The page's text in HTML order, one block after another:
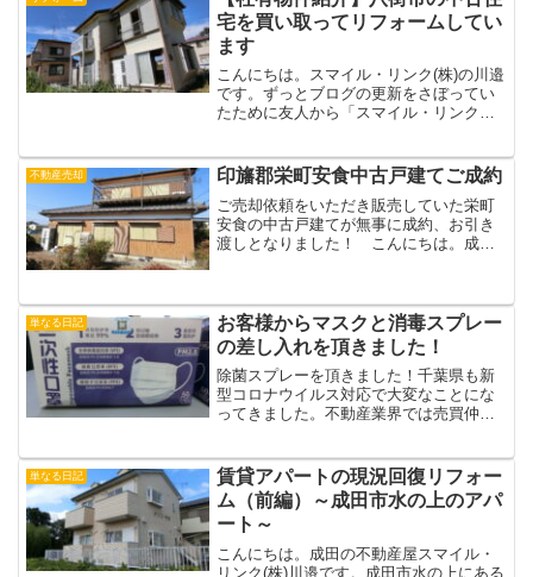
態になってくると所有者単...
宅を買い取ってリフォームしてい
ます
こんにちは。スマイル・リンク(株)の川邉
です。ずっとブログの更新をさぼってい
たために友人から「スマイル・リンクは
よ。さて、今回は弊社で買い取りをさせ
ていただいた八街市朝...
不動産売却 印旛郡栄町安食中古戸建てご成約
ご売却依頼をいただき販売していた栄町
安食の中古戸建てが無事に成約、お引き
渡しとなりました！ こんにちは。成田
は安食の田中団地内にあ...
単なる日記
お客様からマスクと消毒スプレー
の差し入れを頂きました！
除菌スプレーを頂きました！千葉県も新
型コロナウイルス対応で大変なことにな
ってきました。不動産業界では売買仲介
ている街の不動産屋は休むわけにも参り
ません。そんな最中にお客...
単なる日記
賃貸アパートの現況回復リフォー
ム（前編）～成田市水の上のアパ
ート～
こんにちは。成田の不動産屋スマイル・
リンク(株)川邉です。成田市水の上にある